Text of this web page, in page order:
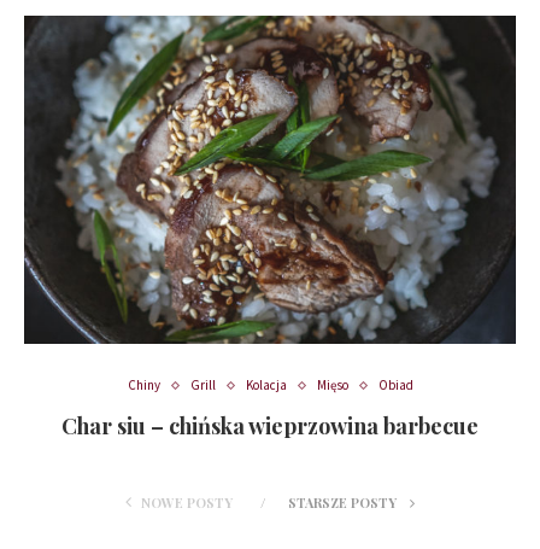
Chiny Grill Kolacja Mięso Obiad
Char siu – chińska wieprzowina barbecue
NOWE POSTY STARSZE POSTY